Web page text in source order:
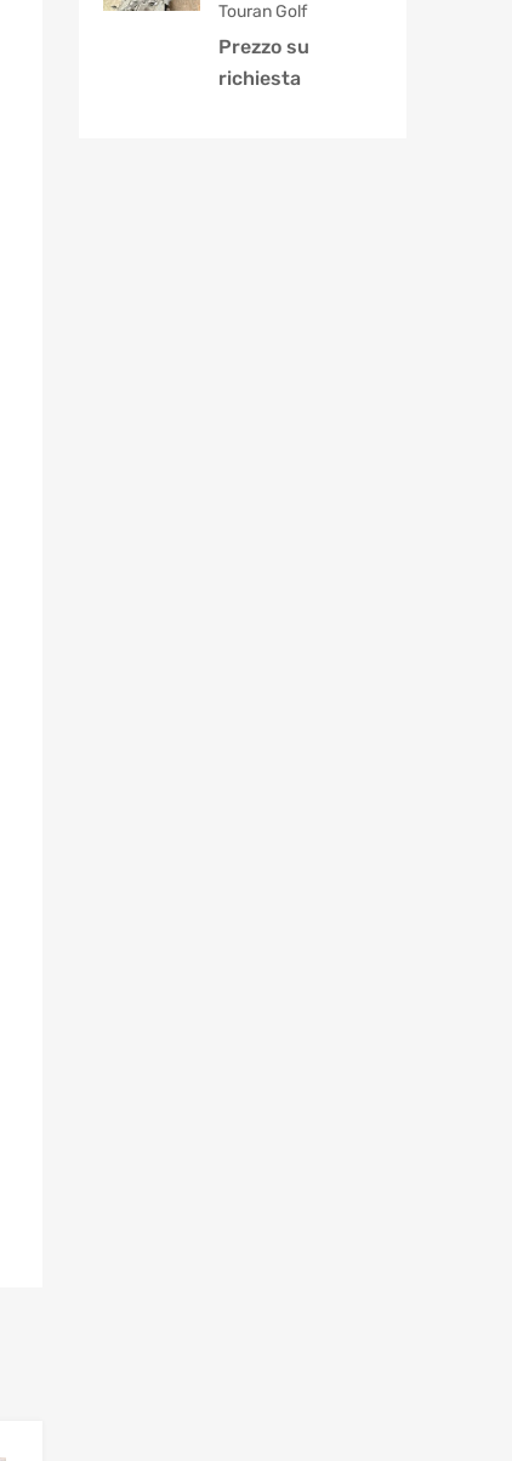
Touran Golf
Prezzo su
richiesta